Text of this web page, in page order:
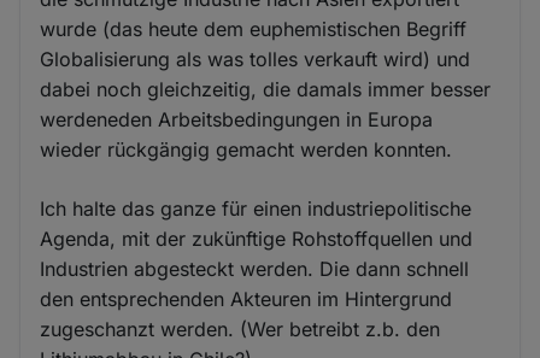
wurde (das heute dem euphemistischen Begriff
Globalisierung als was tolles verkauft wird) und
dabei noch gleichzeitig, die damals immer besser
werdeneden Arbeitsbedingungen in Europa
wieder rückgängig gemacht werden konnten.
Ich halte das ganze für einen industriepolitische
Agenda, mit der zukünftige Rohstoffquellen und
Industrien abgesteckt werden. Die dann schnell
den entsprechenden Akteuren im Hintergrund
zugeschanzt werden. (Wer betreibt z.b. den